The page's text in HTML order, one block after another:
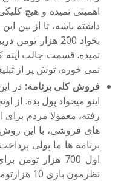
اهمیتی نمیده و هیچ
داشته باشه، تا از بین
بخواد 200
نمیده. قسمت جالب
نمی خوره، توش پر از
فروش کلی برنامه: در
اینو میخواد پول بده. از
رفته، معمولا مردم
های فروشی، با این روش
نظرمون بازی 10 هزارتومنی گرون نمی رسید.